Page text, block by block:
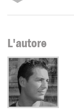
L'autore